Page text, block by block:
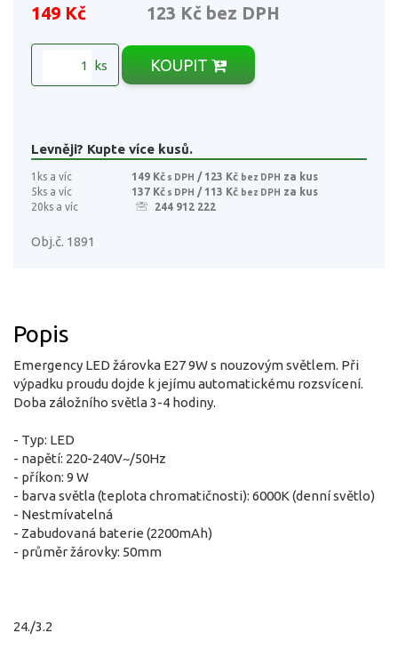
149 Kč 123 Kč bez DPH
ks KOUPIT
Levněji? Kupte více kusů.
1ks a víc 149 Kč s DPH / 123 Kč bez DPH za kus
5ks a víc
137 Kč s DPH / 113 Kč bez DPH za kus
20ks a víc
244 912 222
Obj.č. 1891
Popis
Emergency LED žárovka E27 9W s nouzovým světlem. Při
výpadku proudu dojde k jejímu automatickému rozsvícení.
Doba záložního světla 3-4 hodiny.
- Typ: LED
- napětí: 220-240V~/50Hz
- příkon: 9 W
- barva světla (teplota chromatičnosti): 6000K (denní světlo)
- Nestmívatelná
- Zabudovaná baterie (2200mAh)
- průměr žárovky: 50mm
24./3.2